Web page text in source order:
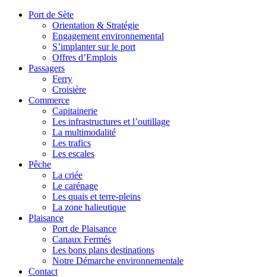
Port de Sète
Orientation & Stratégie
Engagement environnemental
S’implanter sur le port
Offres d’Emplois
Passagers
Ferry
Croisière
Commerce
Capitainerie
Les infrastructures et l’outillage
La multimodalité
Les trafics
Les escales
Pêche
La criée
Le carénage
Les quais et terre-pleins
La zone halieutique
Plaisance
Port de Plaisance
Canaux Fermés
Les bons plans destinations
Notre Démarche environnementale
Contact